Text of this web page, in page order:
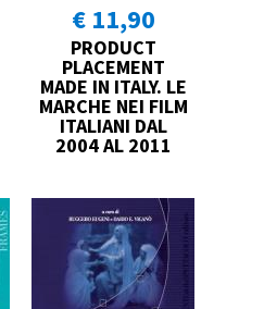
€ 11,90
PRODUCT
PLACEMENT
MADE IN ITALY. LE
MARCHE NEI FILM
ITALIANI DAL
2004 AL 2011